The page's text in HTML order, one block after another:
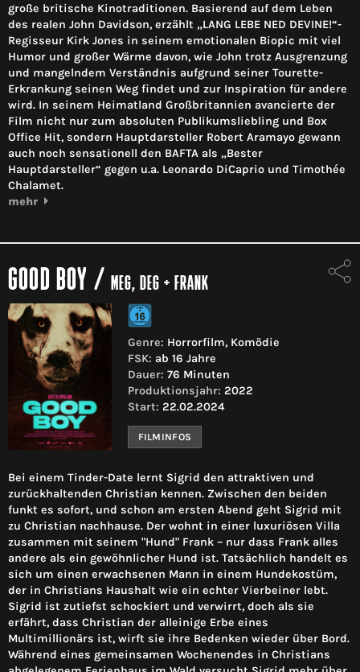
große britische Kinotraditionen. Basierend auf dem Leben
des realen John Davidson, erzählt „LANG LEBE NED DEVINE!“-
Regisseur Kirk Jones in seinem emotionalen Biopic mit viel
Humor und großer Wärme davon, wie John trotz Ausgrenzung
und mangelndem Verständnis aufgrund seiner Tourette-
Erkrankung seinen Weg findet und zur Inspiration für andere
wird. In seinem Heimatland Großbritannien avancierte der
Film nicht nur zum absoluten Publikumsliebling und Box
Office Hit, sondern Hauptdarsteller Robert Aramayo gewann
auch noch sensationell den BAFTA als „Bester
Hauptdarsteller“ gegen u.a. Leonardo DiCaprio und Timothée
Chalamet.
mehr
GOOD BOY / MEG, DEG + FRANK
Genre: Horrorfilm, Komödie
FSK: ab 16 Jahre
Dauer: 76 Minuten
Produktionsjahr: 2022
Start: 22.02.2024
FILMINFOS
Bei einem Tinder-Date lernt Sigrid den attraktiven und
zurückhaltenden Christian kennen. Zwischen den beiden
funkt es sofort, und schon am ersten Abend geht Sigrid mit
zu Christian nachhause. Der wohnt in einer luxuriösen Villa
zusammen mit seinem "Hund" Frank – nur dass Frank alles
andere als ein gewöhnlicher Hund ist. Tatsächlich handelt es
sich um einen erwachsenen Mann in einem Hundekostüm,
der in Christians Haushalt wie ein echter Vierbeiner lebt.
Sigrid ist zutiefst schockiert und verwirrt, doch als sie
erfährt, dass Christian der alleinige Erbe eines
Multimillionärs ist, wirft sie ihre Bedenken wieder über Bord.
Während eines gemeinsamen Wochenendes in Christians